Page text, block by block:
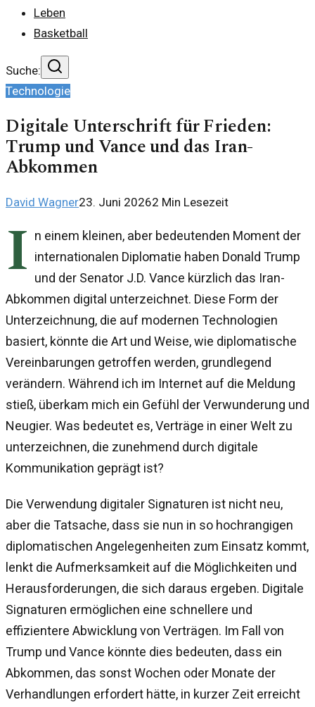
Leben
Basketball
Suche:
Technologie
Digitale Unterschrift für Frieden:
Trump und Vance und das Iran-
Abkommen
David Wagner23. Juni 20262 Min Lesezeit
I n einem kleinen, aber bedeutenden Moment der
internationalen Diplomatie haben Donald Trump
und der Senator J.D. Vance kürzlich das Iran-
Abkommen digital unterzeichnet. Diese Form der
Unterzeichnung, die auf modernen Technologien
basiert, könnte die Art und Weise, wie diplomatische
Vereinbarungen getroffen werden, grundlegend
verändern. Während ich im Internet auf die Meldung
stieß, überkam mich ein Gefühl der Verwunderung und
Neugier. Was bedeutet es, Verträge in einer Welt zu
unterzeichnen, die zunehmend durch digitale
Kommunikation geprägt ist?
Die Verwendung digitaler Signaturen ist nicht neu,
aber die Tatsache, dass sie nun in so hochrangigen
diplomatischen Angelegenheiten zum Einsatz kommt,
lenkt die Aufmerksamkeit auf die Möglichkeiten und
Herausforderungen, die sich daraus ergeben. Digitale
Signaturen ermöglichen eine schnellere und
effizientere Abwicklung von Verträgen. Im Fall von
Trump und Vance könnte dies bedeuten, dass ein
Abkommen, das sonst Wochen oder Monate der
Verhandlungen erfordert hätte, in kurzer Zeit erreicht